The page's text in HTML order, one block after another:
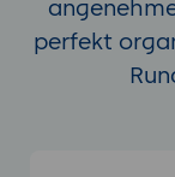
perfekt